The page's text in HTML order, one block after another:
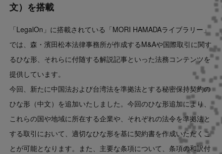
文）を搭載
「LegalOn」に搭載されている「MORI HAMADAライブラリー」
では、森・濱田松本法律事務所が作成するM&Aや国際取引に関す
るひな形、それらに付随する解説記事といった法務コンテンツを
提供しています。
今回、新たに中国法および台湾法を準拠法とする秘密保持契約の
ひな形（中文）を追加いたしました。今回のひな形追加により、
これらの国や地域に所在する企業や、それぞれの法令を準拠法と
する取引において、適切なひな形を基に契約書を作成いただくこ
とが可能となります。また、主要な条項について、条項の和訳付